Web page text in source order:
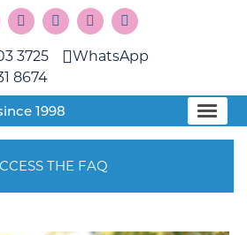
3725
8674
WhatsApp
1998
THE FAQ